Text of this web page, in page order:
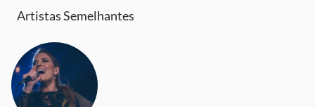
Artistas Semelhantes